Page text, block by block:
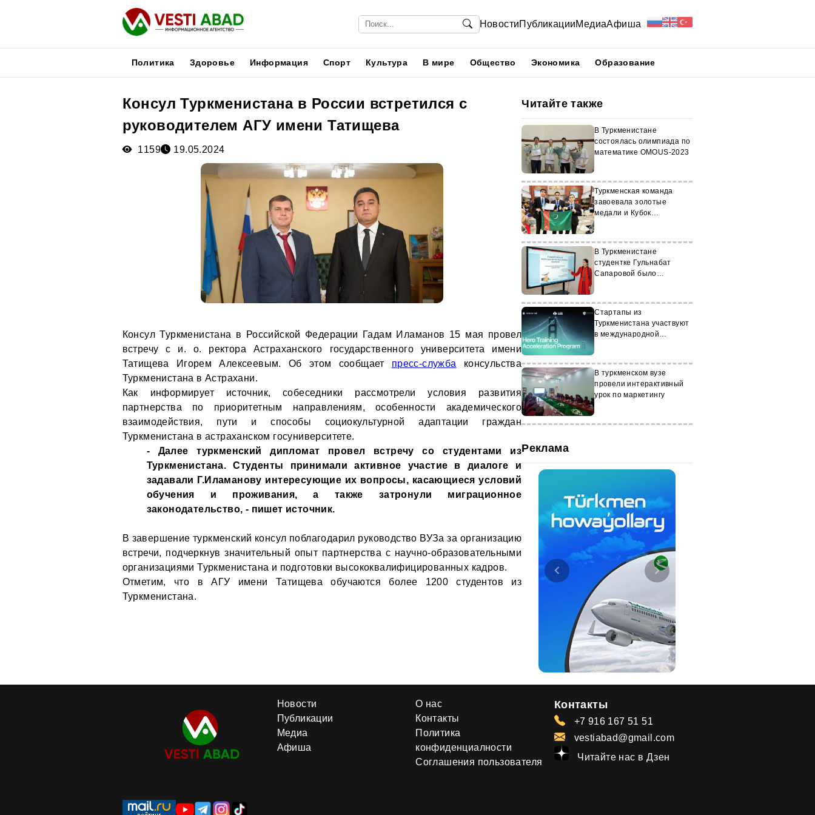
НовостиПубликацииМедиаАфиша
Политика Здоровье Информация Спорт Культура В мире Общество Экономика Образование
Консул Туркменистана в России встретился с
руководителем АГУ имени Татищева
1159 19.05.2024
Консул Туркменистана в Российской Федерации Гадам Иламанов 15 мая провел
встречу с и. о. ректора Астраханского государственного университета имени
Татищева Игорем Алексеевым. Об этом сообщает пресс-служба консульства
Туркменистана в Астрахани.
Как информирует источник, собеседники рассмотрели условия развития
партнерства по приоритетным направлениям, особенности академического
взаимодействия, пути и способы социокультурной адаптации граждан
Туркменистана в астраханском госуниверситете.
- Далее туркменский дипломат провел встречу со студентами из
Туркменистана. Студенты принимали активное участие в диалоге и
задавали Г.Иламанову интересующие их вопросы, касающиеся условий
обучения и проживания, а также затронули миграционное
законодательство, - пишет источник.
В завершение туркменский консул поблагодарил руководство ВУЗа за организацию
встречи, подчеркнув значительный опыт партнерства с научно-образовательными
организациями Туркменистана и подготовки высококвалифицированных кадров.
Отметим, что в АГУ имени Татищева обучаются более 1200 студентов из
Туркменистана.
Читайте также
В Туркменистане
состоялась олимпиада по
математике OMOUS-2023
Туркменская команда
завоевала золотые
медали и Кубок
науки и изобретений
В Туркменистане
студентке Гульнабат
Сапаровой было
Стартапы из
Туркменистана участвуют
в международной
В туркменском вузе
провели интерактивный
урок по маркетингу
Реклама
Новости
Публикации
Медиа
Афиша
О нас
Контакты
Политика
конфиденциалности
Соглашения пользователя
Контакты
+7 916 167 51 51
vestiabad@gmail.com
Читайте нас в Дзен